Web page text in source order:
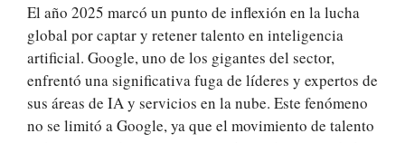
El año 2025 marcó un punto de inflexión en la lucha
global por captar y retener talento en inteligencia
artificial. Google, uno de los gigantes del sector,
enfrentó una significativa fuga de líderes y expertos de
sus áreas de IA y servicios en la nube. Este fenómeno
no se limitó a Google, ya que el movimiento de talento